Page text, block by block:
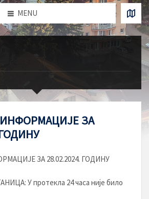
MENU
ЗА
ГОДИНУ
ЗА 28.02.2024. ГОДИНУ
У протекла 24 часа није било